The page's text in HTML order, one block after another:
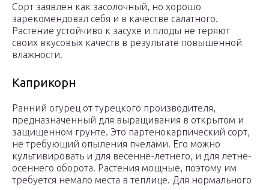
Сорт заявлен как засолочный, но хорошо
зарекомендовал себя и в качестве салатного.
Растение устойчиво к засухе и плоды не теряют
своих вкусовых качеств в результате повышенной
влажности.
Каприкорн
Ранний огурец от турецкого производителя,
предназначенный для выращивания в открытом и
защищенном грунте. Это партенокарпический сорт,
не требующий опыления пчелами. Его можно
культивировать и для весенне-летнего, и для летне-
осеннего оборота. Растения мощные, поэтому им
требуется немало места в теплице. Для нормального